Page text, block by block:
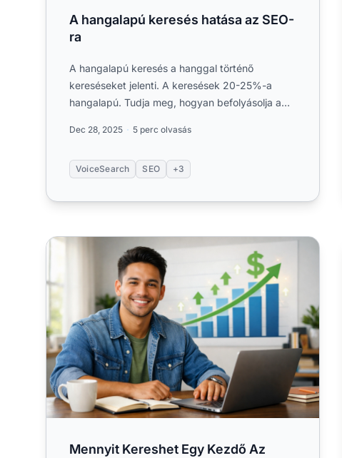
A hangalapú keresés hatása az SEO-
ra
A hangalapú keresés a hanggal történő
kereséseket jelenti. A keresések 20-25%-a
hangalapú. Tudja meg, hogyan befolyásolja a
Dec 28, 2025 5 perc olvasás
VoiceSearch SEO +3
Mennyit Kereshet Egy Kezdő Az Affiliate Marketinggel?
Mennyit Kereshet Egy Kezdő Az